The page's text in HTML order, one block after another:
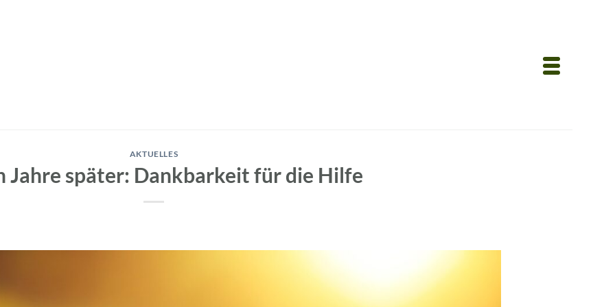
AKTUELLES
Jahre später: Dankbarkeit für die Hilfe